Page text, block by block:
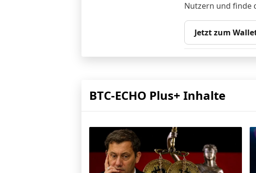
Nutzern und finde
Jetzt zum
BTC-ECHO Plus+ Inhalte